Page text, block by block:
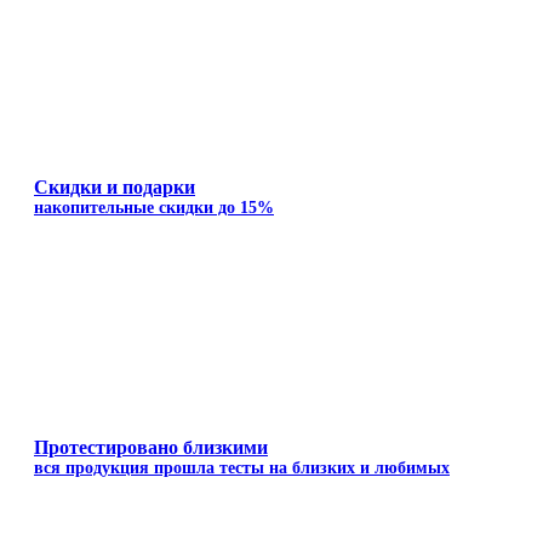
Скидки и подарки
накопительные скидки до 15%
Протестировано близкими
вся продукция прошла тесты на близких и любимых